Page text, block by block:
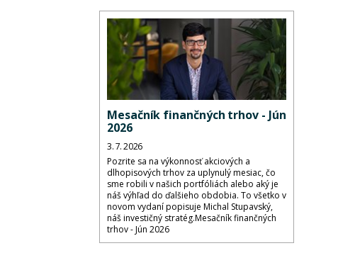
Mesačník finančných trhov - Jún
2026
3. 7. 2026
Pozrite sa na výkonnosť akciových a
dlhopisových trhov za uplynulý mesiac, čo
sme robili v našich portfóliách alebo aký je
náš výhľad do ďalšieho obdobia. To všetko v
novom vydaní popisuje Michal Stupavský,
náš investičný stratég.Mesačník finančných
trhov - Jún 2026